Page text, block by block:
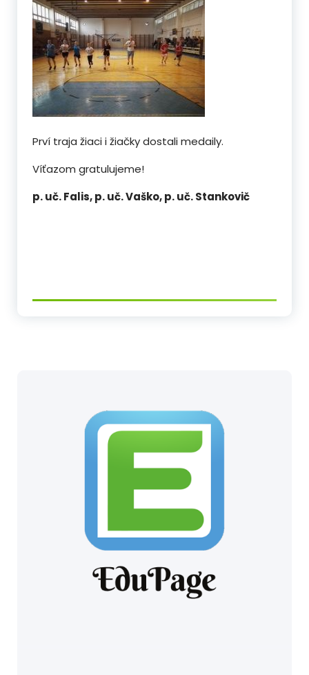
Prví traja žiaci i žiačky dostali medaily.
Víťazom gratulujeme!
p. uč. Falis, p. uč. Vaško, p. uč. Stankovič